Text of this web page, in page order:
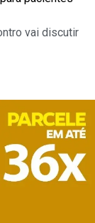
vai discutir